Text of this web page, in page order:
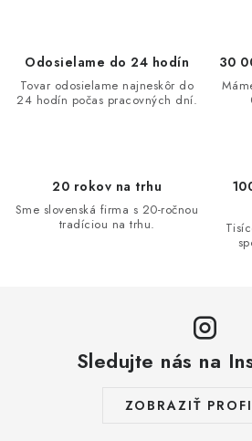
c
Odosielame do 24 hodín
Tovar odosielame najneskôr do
24 hodín počas pracovných dní.
30
20 rokov na trhu
Sme slovenská firma s 20-ročnou
tradíciou na trhu.
Sledujte nás na
ZOBRAZIŤ